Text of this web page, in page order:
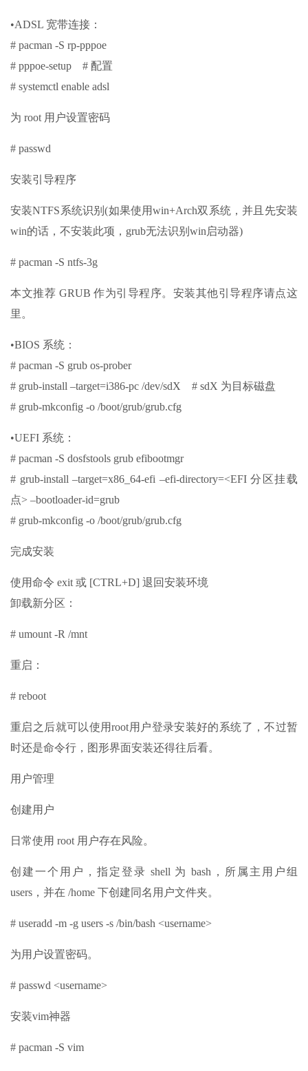
•ADSL 宽带连接：
# pacman -S rp-pppoe
# pppoe-setup # 配置
# systemctl enable adsl
为 root 用户设置密码
# passwd
安装引导程序
安装NTFS系统识别(如果使用win+Arch双系统，并且先安装
win的话，不安装此项，grub无法识别win启动器)
# pacman -S ntfs-3g
本文推荐 GRUB 作为引导程序。安装其他引导程序请点这
里。
•BIOS 系统：
# pacman -S grub os-prober
# grub-install –target=i386-pc /dev/sdX # sdX 为目标磁盘
# grub-mkconfig -o /boot/grub/grub.cfg
•UEFI 系统：
# pacman -S dosfstools grub efibootmgr
# grub-install –target=x86_64-efi –efi-directory=<EFI 分区挂载
点> –bootloader-id=grub
# grub-mkconfig -o /boot/grub/grub.cfg
完成安装
使用命令 exit 或 [CTRL+D] 退回安装环境
卸载新分区：
# umount -R /mnt
重启：
# reboot
重启之后就可以使用root用户登录安装好的系统了，不过暂
时还是命令行，图形界面安装还得往后看。
用户管理
创建用户
日常使用 root 用户存在风险。
创建一个用户，指定登录 shell 为 bash，所属主用户组
users，并在 /home 下创建同名用户文件夹。
# useradd -m -g users -s /bin/bash <username>
为用户设置密码。
# passwd <username>
安装vim神器
# pacman -S vim